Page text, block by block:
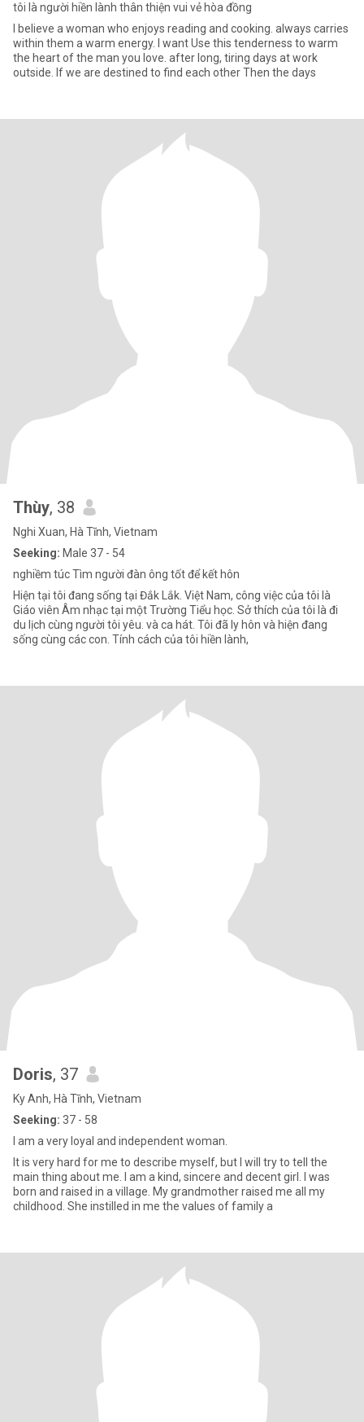
tôi là người hiền lành thân thiện vui vẻ hòa đồng
I believe a woman who enjoys reading and cooking. always carries
within them a warm energy. I want Use this tenderness to warm
the heart of the man you love. after long, tiring days at work
outside. If we are destined to find each other Then the days
Thùy, 38
Nghi Xuan, Hà Tĩnh, Vietnam
Seeking: Male 37 - 54
nghiềm túc Tìm người đàn ông tốt để kết hôn
Hiện tại tôi đang sống tại Đắk Lắk. Việt Nam, công việc của tôi là
Giáo viên Âm nhạc tại một Trường Tiểu học. Sở thích của tôi là đi
du lịch cùng người tôi yêu. và ca hát. Tôi đã ly hôn và hiện đang
sống cùng các con. Tính cách của tôi hiền lành,
Doris, 37
Ky Anh, Hà Tĩnh, Vietnam
Seeking: 37 - 58
I am a very loyal and independent woman.
It is very hard for me to describe myself, but I will try to tell the
main thing about me. I am a kind, sincere and decent girl. I was
born and raised in a village. My grandmother raised me all my
childhood. She instilled in me the values of family a